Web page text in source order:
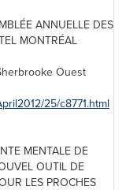
ANNUELLE DES
MONTRÉAL
Ouest
25/c8771.html
MENTALE DE
OUTIL DE
LES PROCHES